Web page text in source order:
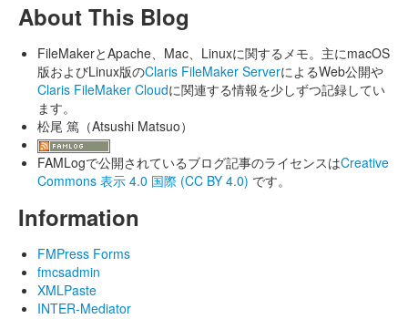
About This Blog
FileMakerとApache、Mac、Linuxに関するメモ。主にmacOS
版およびLinux版のClaris FileMaker ServerによるWeb公開や
Claris FileMaker Cloudに関連する情報を少しずつ記録してい
ます。
松尾 篤（Atsushi Matsuo）
FAMLogで公開されているブログ記事のライセンスはCreative
Commons 表示 4.0 国際 (CC BY 4.0) です。
Information
FMPress Forms
fmcsadmin
XMLPaste
INTER-Mediator